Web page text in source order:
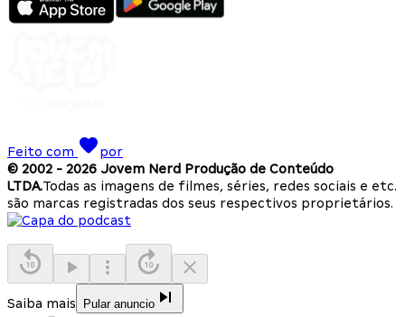
Feito com
por
© 2002 - 2026 Jovem Nerd Produção de Conteúdo
LTDA.Todas as imagens de filmes, séries, redes sociais e etc.
são marcas registradas dos seus respectivos proprietários.
Saiba mais Pular anuncio